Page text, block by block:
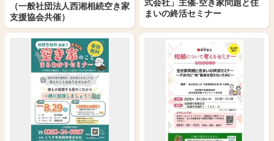
（一般社団法人西湘相続空き家
支援協会共催）
式会社」主催-空き家問題と住
まいの終活セミナー